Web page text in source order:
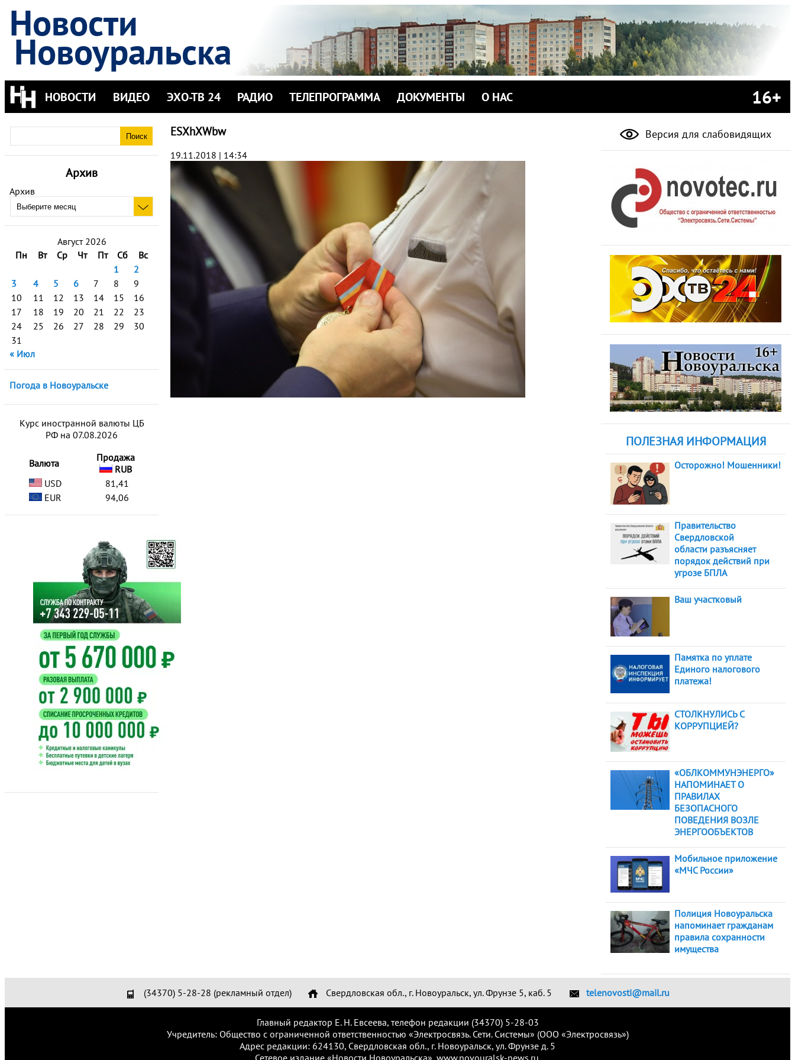
Новости
Новоуральска
НОВОСТИ ВИДЕО ЭХО-ТВ 24 РАДИО ТЕЛЕПРОГРАММА ДОКУМЕНТЫ О НАС 16+
Архив
Архив
Август 2026
Пн
Вт Ср Чт Пт Сб
Вс
1
2
3
4 5 6 7 8
9
10
11 12 13 14 15
16
17
18 19 20 21 22
23
24
25 26 27 28 29
30
31
« Июл
Погода в Новоуральске
Курс иностранной валюты ЦБ
РФ на 07.08.2026
Валюта
Продажа
RUB
USD
81,41
EUR
94,06
ESXhXWbw
19.11.2018 | 14:34
Версия для слабовидящих
ПОЛЕЗНАЯ ИНФОРМАЦИЯ
Осторожно! Мошенники!
Правительство
Свердловской
области разъясняет
порядок действий при
угрозе БПЛА
Ваш участковый
Памятка по уплате
Единого налогового
платежа!
СТОЛКНУЛИСЬ С
КОРРУПЦИЕЙ?
«ОБЛКОММУНЭНЕРГО»
НАПОМИНАЕТ О
ПРАВИЛАХ
БЕЗОПАСНОГО
ПОВЕДЕНИЯ ВОЗЛЕ
ЭНЕРГООБЪЕКТОВ
Мобильное приложение
«МЧС России»
Полиция Новоуральска
напоминает гражданам
правила сохранности
имущества
(34370) 5-28-28 (рекламный отдел) Свердловская обл., г. Новоуральск, ул. Фрунзе 5, каб. 5 telenovosti@mail.ru
Главный редактор Е. Н. Евсеева, телефон редакции (34370) 5-28-03
Учредитель: Общество с ограниченной ответственностью «Электросвязь. Сети. Системы» (ООО «Электросвязь»)
Адрес редакции: 624130, Свердловская обл., г. Новоуральск, ул. Фрунзе д. 5